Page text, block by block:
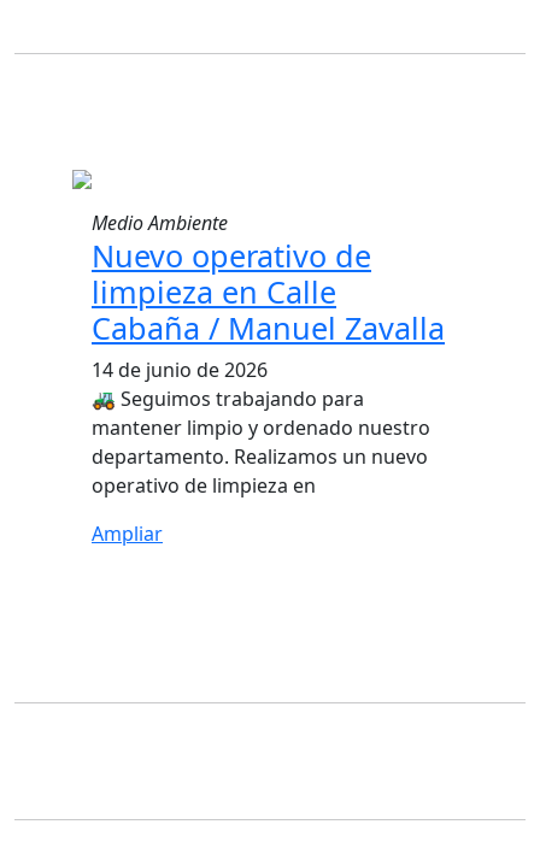
Medio Ambiente
Nuevo operativo de
limpieza en Calle
Cabaña / Manuel Zavalla
14 de junio de 2026
🚜 Seguimos trabajando para
mantener limpio y ordenado nuestro
departamento. Realizamos un nuevo
operativo de limpieza en
Ampliar